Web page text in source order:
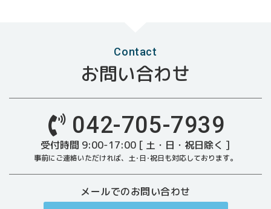
Contact
お問い合わせ
042-705-7939
受付時間 9:00-17:00 [ 土・日・祝日除く ]
事前にご連絡いただければ、土･日･祝日も対応しております。
メールでのお問い合わせ